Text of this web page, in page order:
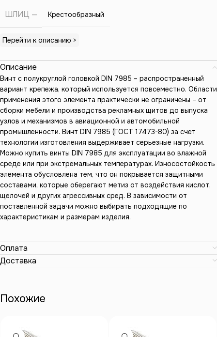
ШЛИЦ Крестообразный
Перейти к описанию >
Описание
Винт с полукруглой головкой DIN 7985 – распространенный
вариант крепежа, который используется повсеместно. Области
применения этого элемента практически не ограничены – от
сборки мебели и производства рекламных щитов до выпуска
узлов и механизмов в авиационной и автомобильной
промышленности. Винт DIN 7985 (ГОСТ 17473-80) за счет
технологии изготовления выдерживает серьезные нагрузки.
Можно купить винты DIN 7985 для эксплуатации во влажной
среде или при экстремальных температурах. Износостойкость
элемента обусловлена тем, что он покрывается защитными
составами, которые оберегают метиз от воздействия кислот,
щелочей и других агрессивных сред. В зависимости от
поставленной задачи можно выбирать подходящие по
характеристикам и размерам изделия.
Оплата
Доставка
Похожие